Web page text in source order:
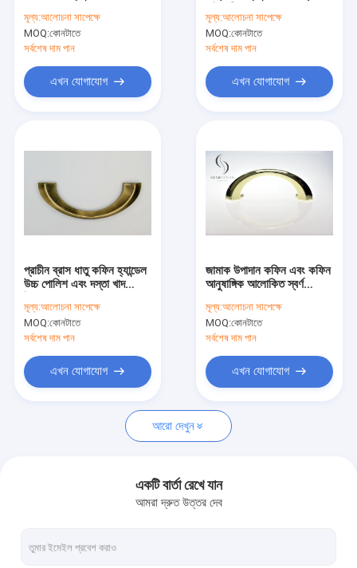
পণ্য
আমাদের সম্পর্কে
কাটস সুইং বার
ZH004NP
মূল্য:আলোচনা সাপেক্ষে
MOQ:কোনটাতে
সর্বশেষ দাম পান
এখন যোগাযোগ
মূল্য:আলোচনা সাপেক্ষে
MOQ:কোনটাতে
সর্বশেষ দাম পান
এখন যোগাযোগ
প্রাচীন ব্রাস ধাতু কফিন হ্যান্ডেল
উচ্চ পোলিশ এবং দস্তা খাদ
মূল্য:আলোচনা সাপেক্ষে
MOQ:কোনটাতে
সর্বশেষ দাম পান
এখন যোগাযোগ
জামাক উপাদান কফিন এবং কফিন
আনুষাঙ্গিক আলোকিত স্বর্ণ
মূল্য:আলোচনা সাপেক্ষে
MOQ:কোনটাতে
সর্বশেষ দাম পান
এখন যোগাযোগ
আরো দেখুন
একটি বার্তা রেখে যান
আমরা দ্রুত উত্তর দেব